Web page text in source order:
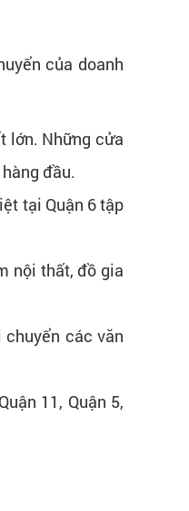
của doanh
lớn. Những cửa
đầu.
tại Quận 6 tập
nội thất, đồ gia
chuyển các văn
11, Quận 5,